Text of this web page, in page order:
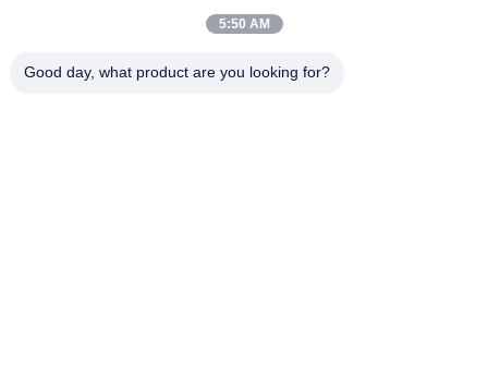
5:50 AM
Good day, what product are you looking for?